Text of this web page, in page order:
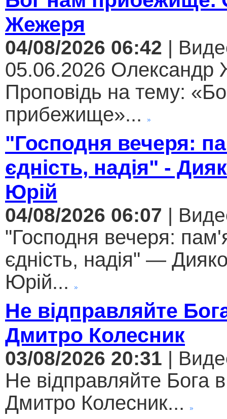
Жежеря
04/08/2026 06:42 |
05.06.2026 Олександр
Проповідь на тему:
прибежище»...
"Господня вечеря:
єдність, надія" -
Юрій
04/08/2026 06:07 |
"Господня вечеря:
єдність, надія" —
Юрій...
Не відправляйте
Дмитро Колесник
03/08/2026 20:31 |
Не відправляйте Бога
Дмитро Колесник...